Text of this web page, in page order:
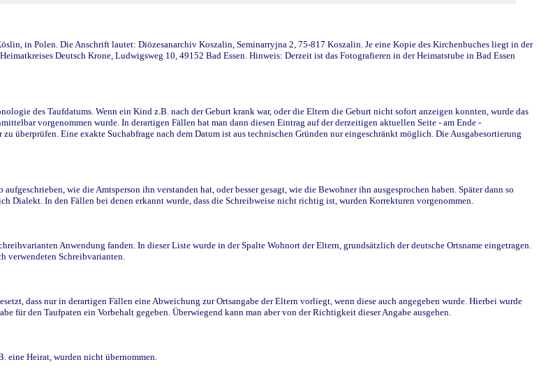
in Polen. Die Anschrift lautet: Diözesanarchiv Koszalin, Seminarryjna 2, 75-817 Koszalin. Je eine Kopie des Kirchenbuches liegt in der
Deutsch Krone, Ludwigsweg 10, 49152 Bad Essen. Hinweis: Derzeit ist das Fotografieren in der Heimatstube in Bad Essen
des Taufdatums. Wenn ein Kind z.B. nach der Geburt krank war, oder die Eltern die Geburt nicht sofort anzeigen konnten, wurde das
vorgenommen wurde. In derartigen Fällen hat man dann diesen Eintrag auf der derzeitigen aktuellen Seite - am Ende -
überprüfen. Eine exakte Suchabfrage nach dem Datum ist aus technischen Gründen nur eingeschränkt möglich. Die Ausgabesortierung
wie die Amtsperson ihn verstanden hat, oder besser gesagt, wie die Bewohner ihn ausgesprochen haben. Später dann so
Dialekt. In den Fällen bei denen erkannt wurde, dass die Schreibweise nicht richtig ist, wurden Korrekturen vorgenommen.
Anwendung fanden. In dieser Liste wurde in der Spalte Wohnort der Eltern, grundsätzlich der deutsche Ortsname eingetragen.
verwendeten Schreibvarianten.
dass nur in derartigen Fällen eine Abweichung zur Ortsangabe der Eltern vorliegt, wenn diese auch angegeben wurde. Hierbei wurde
für den Taufpaten ein Vorbehalt gegeben. Überwiegend kann man aber von der Richtigkeit dieser Angabe ausgehen.
eine Heirat, wurden nicht übernommen.